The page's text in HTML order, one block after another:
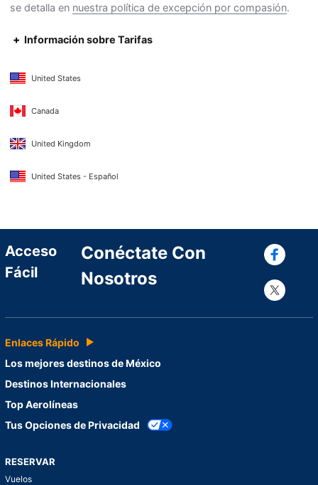
se detalla en nuestra política de excepción por compasión.
Información sobre Tarifas
United States
Canada
United Kingdom
United States - Español
Acceso
Fácil
Conéctate Con
Nosotros
Enlaces Rápido
Los mejores destinos de México
Destinos Internacionales
Top Aerolíneas
Tus Opciones de Privacidad
RESERVAR
Vuelos